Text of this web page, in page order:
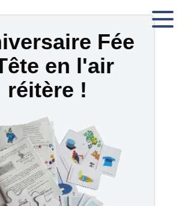
Fée
en l'air
réitère !